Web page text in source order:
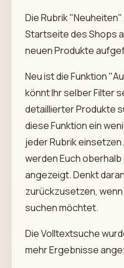
Die Rubrik
Startseite des Shops
neuen Produkte
Neu ist die Funktion
könnt Ihr selber Filter
detaillierter Produkte
diese Funktion ein
jeder Rubrik
werden Euch
angezeigt. Denkt
zurückzusetzen,
suchen möchtet.
Die Volltextsuche
mehr Ergebnisse